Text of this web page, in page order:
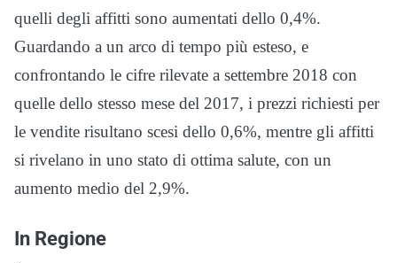
quelli degli affitti sono aumentati dello 0,4%.
Guardando a un arco di tempo più esteso, e
confrontando le cifre rilevate a settembre 2018 con
quelle dello stesso mese del 2017, i prezzi richiesti per
le vendite risultano scesi dello 0,6%, mentre gli affitti
si rivelano in uno stato di ottima salute, con un
aumento medio del 2,9%.
In Regione